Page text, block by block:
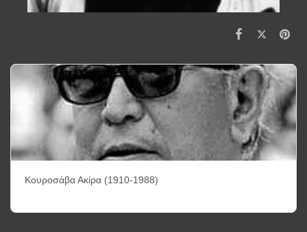
Κουροσάβα Ακίρα (1910-1988)